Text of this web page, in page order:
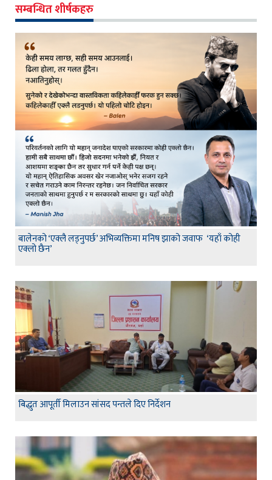
सम्बन्धित शीर्षकहरु
बालेनको ‘एक्लै लड्नुपर्छ’ अभिव्यक्तिमा मनिष झाको जवाफ ‘यहाँ कोही
एक्लो छैन’
बिद्धुत आपूर्ती मिलाउन सांसद पन्तले दिए निर्देशन